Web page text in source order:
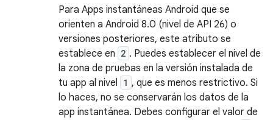
Para Apps instantáneas Android que se
orienten a Android 8.0 (nivel de API 26) o
versiones posteriores, este atributo se
establece en 2 . Puedes establecer el nivel de
la zona de pruebas en la versión instalada de
tu app al nivel 1 , que es menos restrictivo. Si
lo haces, no se conservarán los datos de la
app instantánea. Debes configurar el valor de